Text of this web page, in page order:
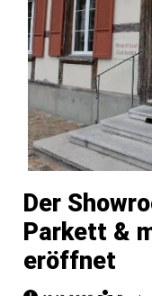
Der
Parkett &
eröffnet